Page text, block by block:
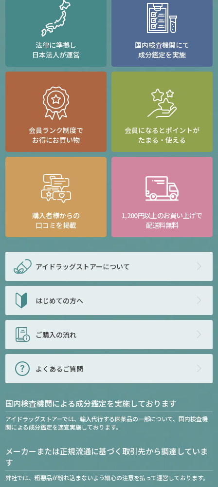
法律に準拠し
日本法人が運営
国内検査機関にて
成分鑑定を実施
会員ランク制度で
お得にお買い物
会員になるとポイントが
たまる・使える
購入者様からの
口コミを掲載
1,200円以上のお買い上げで
配送料無料
アイドラッグストアーについて
はじめての方へ
ご購入の流れ
よくあるご質問
国内検査機関による成分鑑定を実施しております
アイドラッグストアーでは、輸入代行する医薬品の一部について、国内検査機
関による成分鑑定を適宜実施しております。
メーカーまたは正規流通に基づく取引先から調達していま
す
弊社では、粗悪品が紛れ込まないよう細心の注意を払って運営しております。